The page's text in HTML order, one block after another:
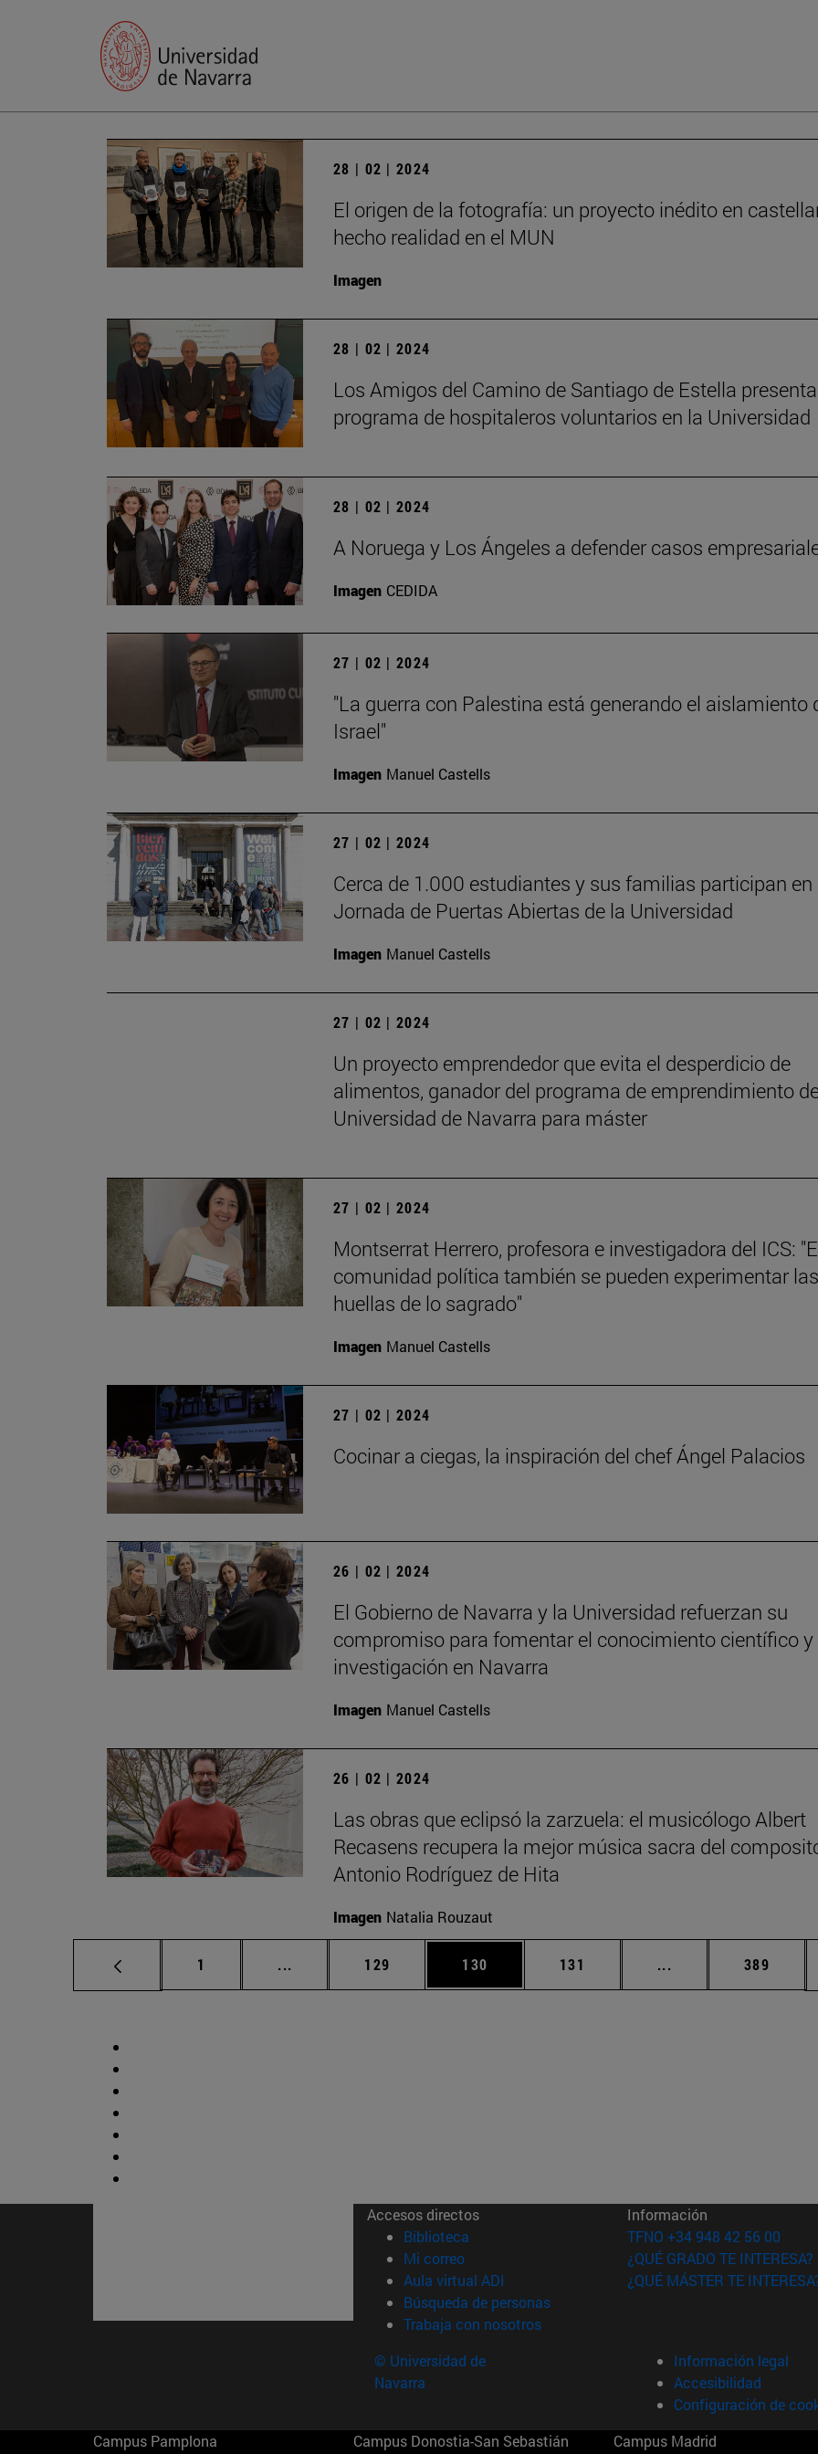
28 | 02 | 2024
El origen de la fotografía: un proyecto inédito en
hecho realidad en el MUN
Imagen
28 | 02 | 2024
Los Amigos del Camino de Santiago de Estella
programa de hospitaleros voluntarios en la Universidad
28 | 02 | 2024
A Noruega y Los Ángeles a defender casos
Imagen CEDIDA
27 | 02 | 2024
"La guerra con Palestina está generando el aislamiento
Israel"
Imagen Manuel Castells
27 | 02 | 2024
Cerca de 1.000 estudiantes y sus familias participan en
Jornada de Puertas Abiertas de la Universidad
Imagen Manuel Castells
27 | 02 | 2024
Un proyecto emprendedor que evita el desperdicio de
alimentos, ganador del programa de emprendimiento
Universidad de Navarra para máster
27 | 02 | 2024
Montserrat Herrero, profesora e investigadora del ICS:
comunidad política también se pueden experimentar las
huellas de lo sagrado"
Imagen Manuel Castells
27 | 02 | 2024
Cocinar a ciegas, la inspiración del chef Ángel Palacios
26 | 02 | 2024
El Gobierno de Navarra y la Universidad refuerzan su
compromiso para fomentar el conocimiento científico y
investigación en Navarra
Imagen Manuel Castells
26 | 02 | 2024
Las obras que eclipsó la zarzuela: el musicólogo Albert
Recasens recupera la mejor música sacra del
Antonio Rodríguez de Hita
Imagen Natalia Rouzaut
Página
1 ... Páginas intermedias Use TAB para desplazarse.
Página
129 Página
130 Página
131 ... Páginas intermedias
Página
389
Accesos directos
Biblioteca (abre en nueva ventana)
Mi correo(abre en nueva ventana)
Aula virtual ADI (abre en nueva ventana)
Búsqueda de personas(abre en nueva ventana)
Trabaja con nosotros(abre en nueva ventana)
Información
TFNO +34 948 42 56 00
¿QUÉ GRADO TE INTERESA?
¿QUÉ MÁSTER TE
© Universidad de
Navarra
Información legal
Accesibilidad
Configuración de
Campus Pamplona
Campus Donostia-San Sebastián
Campus Madrid